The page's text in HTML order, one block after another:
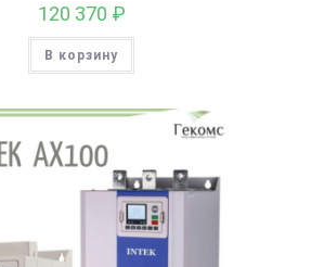
120 370 ₽
В корзину